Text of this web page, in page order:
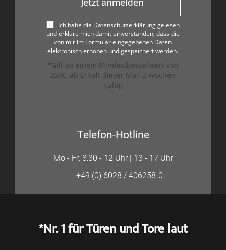
Ich habe die Datenschutzerklärung gelesen
und erkläre mich damit einverstanden, dass die
von mir im Formular eingegebenen Daten
elektronisch erhoben und gespeichert werden.
*Gilt ab einem Mindestbestellwert von
250€, ab Erhalt dieser Mail 2 Wochen
gültig
Telefon-Hotline
Mo - Fr: 8:30 - 12 Uhr | 13 - 17 Uhr
+49 (0) 6028 / 406258-0
*Nr. 1 für Türen und Tore laut